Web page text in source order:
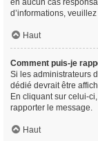
en aucun cas
d’informations,
Haut
Comment puis-je
Si les administrateurs
dédié devrait être
En cliquant sur celui-
rapporter le message.
Haut